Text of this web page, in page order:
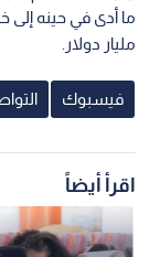
مليار دولار.
فيسبوك
اقرأ أيضاً